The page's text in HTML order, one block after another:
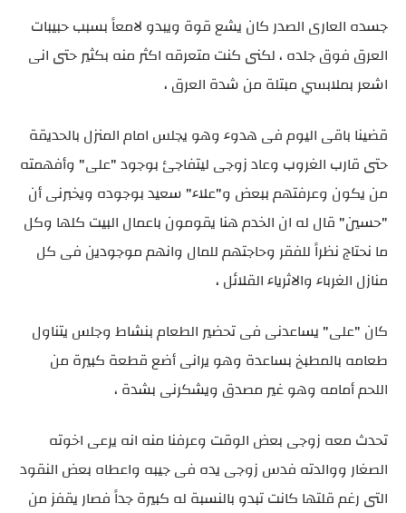
جسده العارى الصدر كان يشع قوة ويبدو لامعاً بسبب حبيبات
العرق فوق جلده ، لكنى كنت متعرقه اكثر منه بكثير حتى انى
اشعر بملابسي مبتلة من شدة العرق ،
قضينا باقى اليوم فى هدوء وهو يجلس امام المنزل بالحديقة
حتى قارب الغروب وعاد زوجى ليتفاجئ بوجود "على" وأفهمته
من يكون وعرفتهم ببعض و"علاء" سعيد بوجوده ويخبرنى أن
"حسين" قال له ان الخدم هنا يقومون باعمال البيت كلها وكل
ما نحتاج نظراً للفقر وحاجتهم للمال وانهم موجودين فى كل
منازل الغرباء والاثرياء القلائل ،
كان "على" يساعدنى فى تحضير الطعام بنشاط وجلس يتناول
طعامه بالمطبخ بساعدة وهو يرانى أضع قطعة كبيرة من
اللحم أمامه وهو غير مصدق ويشكرنى بشدة ،
تحدث معه زوجى بعض الوقت وعرفنا منه انه يرعى اخوته
الصغار ووالدته فدس زوجى يده فى جيبه واعطاه بعض النقود
التى رغم قلتها كانت تبدو بالنسبة له كبيرة جداً فصار يقفز من